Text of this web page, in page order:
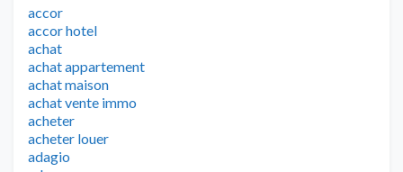
accor
accor hotel
achat
achat appartement
achat maison
achat vente immo
acheter
acheter louer
adagio